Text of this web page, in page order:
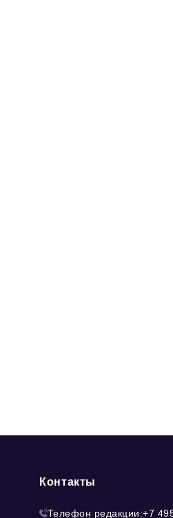
Контакты
Телефон редакции:+7